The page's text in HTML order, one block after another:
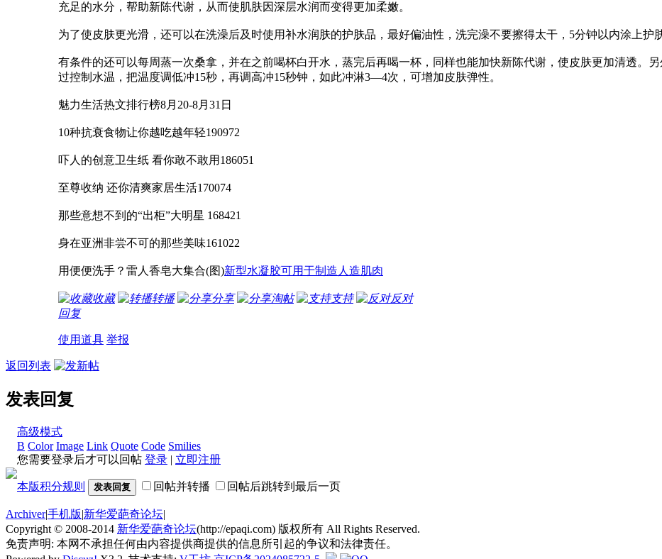
充足的水分，帮助新陈代谢，从而使肌肤因深层水润而变得更加柔嫩。
为了使皮肤更光滑，还可以在洗澡后及时使用补水润肤的护肤品，最好偏油性，洗完澡不要擦得太干，5分钟以内涂上护
有条件的还可以每周蒸一次桑拿，并在之前喝杯白开水，蒸完后再喝一杯，同样也能加快新陈代谢，使皮肤更加清透。
过控制水温，把温度调低冲15秒，再调高冲15秒钟，如此冲淋3—4次，可增加皮肤弹性。
魅力生活热文排行榜8月20-8月31日
10种抗衰食物让你越吃越年轻190972
吓人的创意卫生纸 看你敢不敢用186051
至尊收纳 还你清爽家居生活170074
那些意想不到的“出柜”大明星 168421
身在亚洲非尝不可的那些美味161022
用便便洗手？雷人香皂大集合(图)新型水凝胶可用于制造人造肌肉
收藏 转播 分享 淘帖 支持
反对
回复
使用道具 举报
返回列表
发表回复
高级模式
B Color Image Link Quote Code Smilies
您需要登录后才可以回帖 登录 | 立即注册
本版积分规则 发表回复 回帖并转播 回帖后跳转到最后一页
Archiver|手机版|新华爱葩奇论坛|
Copyright © 2008-2014 新华爱葩奇论坛(http://epaqi.com) 版权所有 All Rights Reserved.
免责声明: 本网不承担任何由内容提供商提供的信息所引起的争议和法律责任。